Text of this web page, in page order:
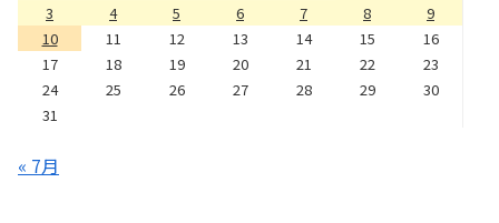
3
4 5 6 7 8
9
10
11 12 13 14 15
16
17
18 19 20 21 22
23
24
25 26 27 28 29
30
31
« 7月